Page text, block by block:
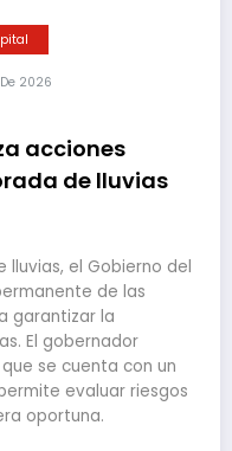
2026
acciones
de lluvias
el Gobierno del
de las
garantizar la
El gobernador
se cuenta con un
evaluar riesgos
oportuna.